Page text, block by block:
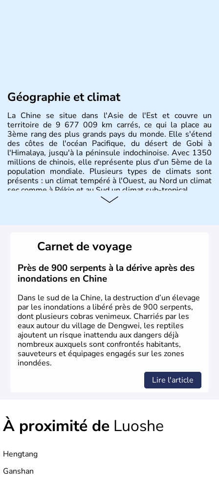
Géographie et climat
La Chine se situe dans l'Asie de l'Est et couvre un
territoire de 9 677 009 km carrés, ce qui la place au
3ème rang des plus grands pays du monde. Elle s'étend
des côtes de l'océan Pacifique, du désert de Gobi à
l'Himalaya, jusqu'à la péninsule indochinoise. Avec 1350
millions de chinois, elle représente plus d'un 5ème de la
population mondiale. Plusieurs types de climats sont
présents : un climat tempéré à l'Ouest, au Nord un climat
sec comme à Pékin et au Sud un climat sub-tropical.
dynasties. La dynastie Qing a été la dernière à régner
jusqu'aux guerres de l'opium lorsque la Chine s'est
constituée comme nation et a retrouvé son indépendance
en 1945. Illustre pays en matière d'inventions avant-
gardistes, la Chine a été la première utilisatrice du papier,
de l'imprimerie à caractères mobiles, de la boussole et de
la poudre à canon.
Carnet de voyage
Près de 900 serpents à la dérive après des
inondations en Chine
Dans le sud de la Chine, la destruction d’un élevage
par les inondations a libéré près de 900 serpents,
dont plusieurs cobras venimeux. Charriés par les
eaux autour du village de Dengwei, les reptiles
ajoutent un risque inattendu aux dangers déjà
nombreux auxquels sont confrontés habitants,
sauveteurs et équipages engagés sur les zones
inondées.
Lire l'article
À proximité de Luoshe
Hengtang
Ganshan